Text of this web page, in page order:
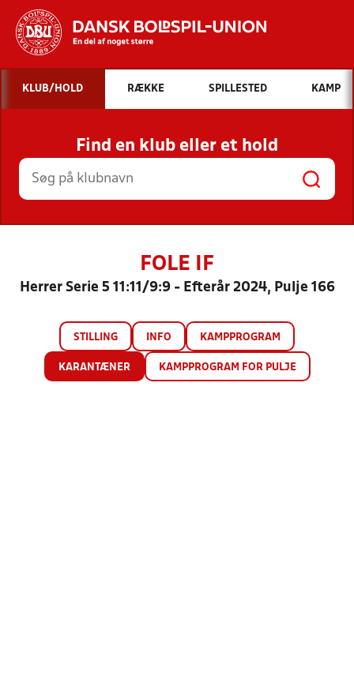
Hvad vil du søge efter?
INDHOLD OG NYHEDER
STILLINGER, RESULTATER, KLUBBER OG
HOLD
KLUB/HOLD RÆKKE SPILLESTED KAMP
Find en klub eller et hold
FOLE IF
Herrer Serie 5 11:11/9:9 - Efterår 2024, Pulje 166
STILLING INFO KAMPPROGRAM
KARANTÆNER KAMPPROGRAM FOR PULJE